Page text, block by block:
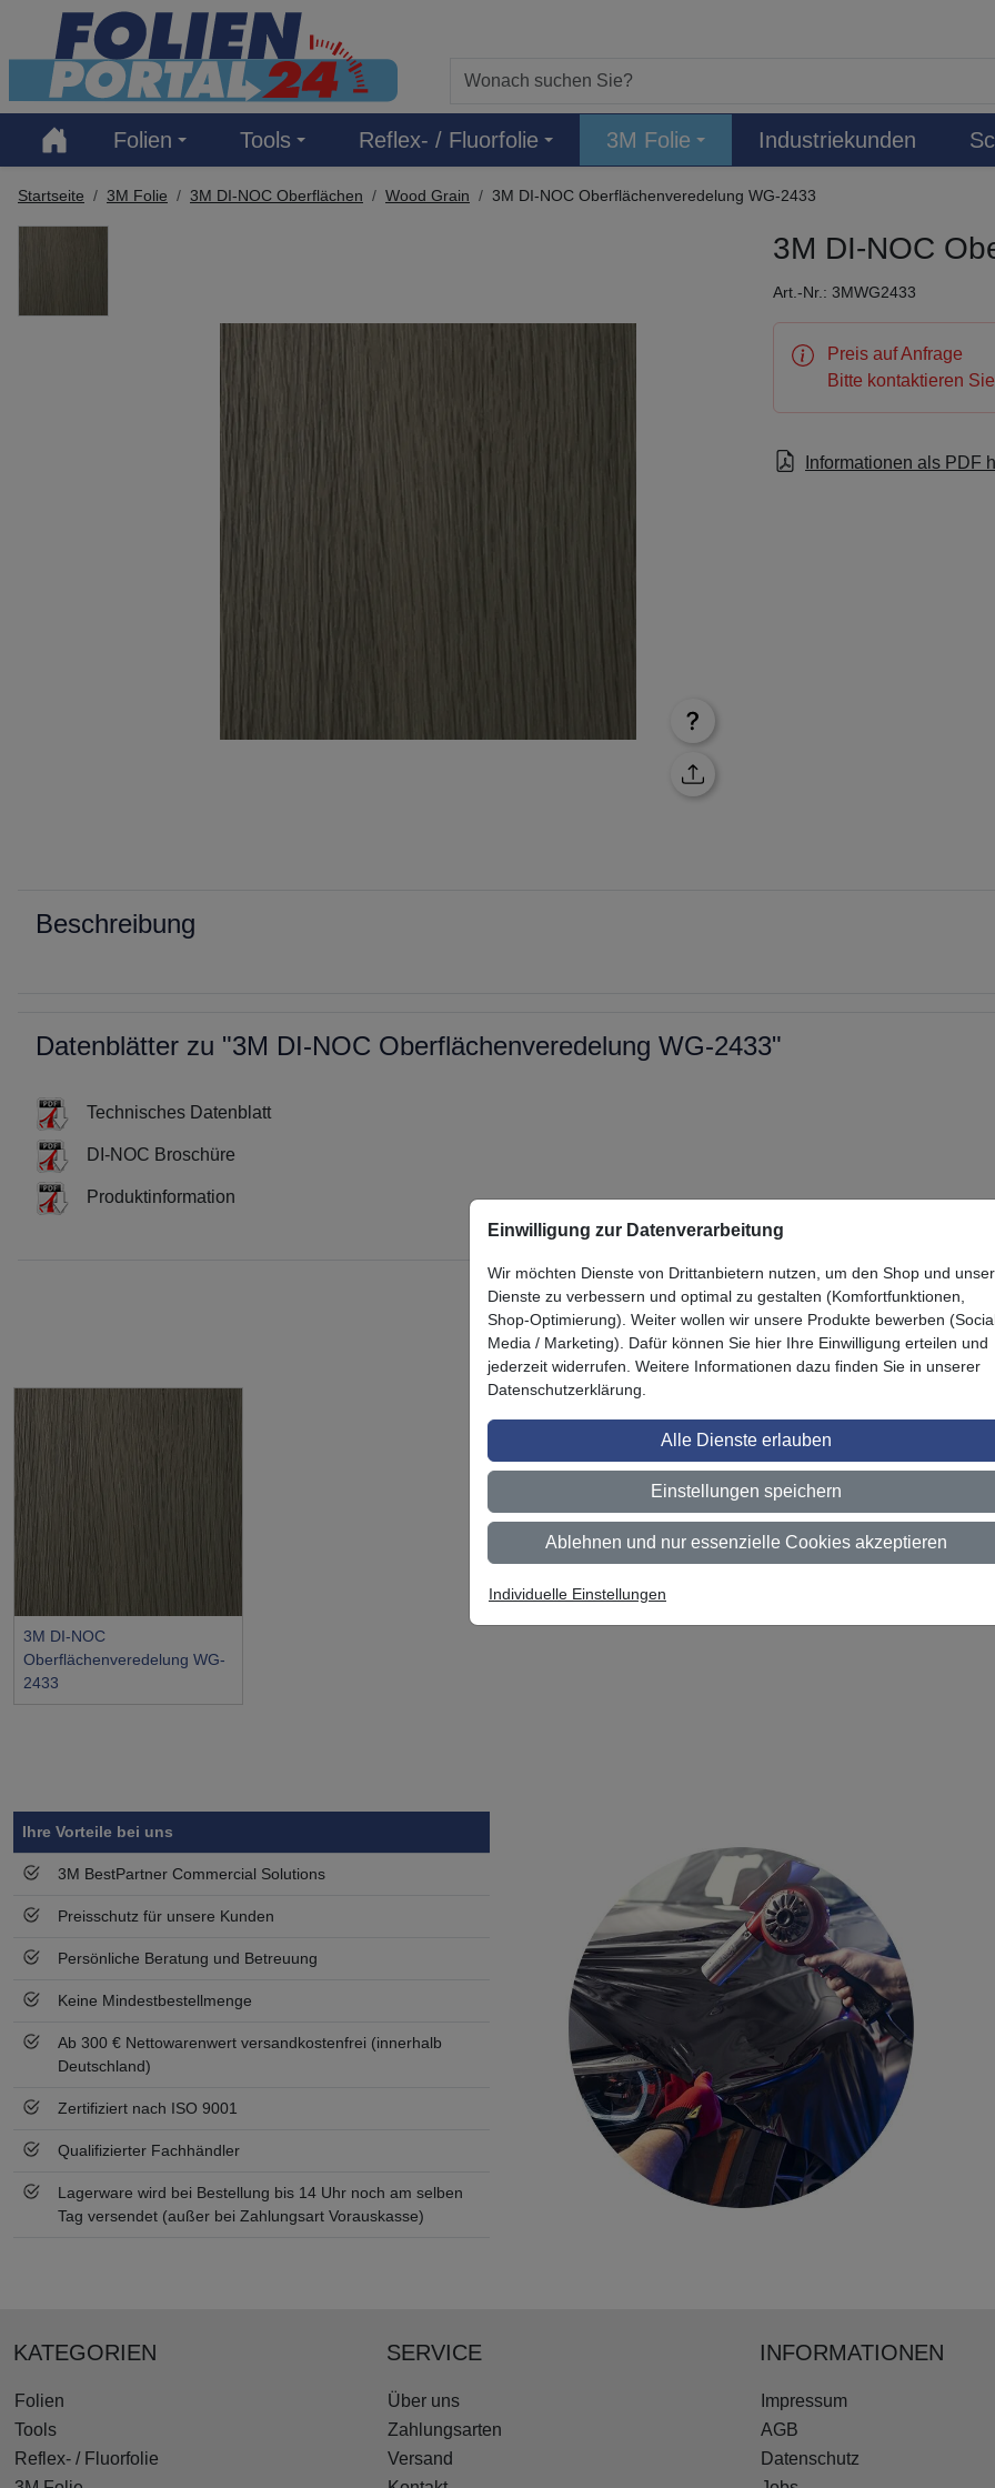
Hauptregion der Seite anspringen
Folien Tools Reflex- / Fluorfolie 3M Folie Industriekunden
Startseite 3M Folie 3M DI-NOC Oberflächen Wood Grain 3M DI-NOC Oberflächenveredelung WG-2433
3M DI-NOC
Art.-Nr.: 3MWG2433
Preis auf Anfrage
Bitte kontaktieren
Informationen als PDF
Beschreibung
Datenblätter zu "3M DI-NOC Oberflächenveredelung WG-2433"
Technisches Datenblatt
DI-NOC Broschüre
Produktinformation
Zuletzt angesehen
3M DI-NOC
Oberflächenveredelung WG-
2433
Ihre Vorteile bei uns
3M BestPartner Commercial Solutions
Preisschutz für unsere Kunden
Persönliche Beratung und Betreuung
Keine Mindestbestellmenge
Ab 300 € Nettowarenwert versandkostenfrei (innerhalb
Deutschland)
Zertifiziert nach ISO 9001
Qualifizierter Fachhändler
Lagerware wird bei Bestellung bis 14 Uhr noch am selben
Tag versendet (außer bei Zahlungsart Vorauskasse)
KATEGORIEN
Folien
Tools
Reflex- / Fluorfolie
SERVICE
Über uns
Zahlungsarten
Versand
INFORMATIONEN
Impressum
AGB
Datenschutz
Einwilligung zur Datenverarbeitung
Wir möchten Dienste von Drittanbietern nutzen, um den Shop und
Dienste zu verbessern und optimal zu gestalten (Komfortfunktionen,
Shop-Optimierung). Weiter wollen wir unsere Produkte bewerben
Media / Marketing). Dafür können Sie hier Ihre Einwilligung erteilen und
jederzeit widerrufen. Weitere Informationen dazu finden Sie in unserer
Datenschutzerklärung.
Alle Dienste erlauben
Einstellungen speichern
Ablehnen und nur essenzielle Cookies akzeptieren
Individuelle Einstellungen